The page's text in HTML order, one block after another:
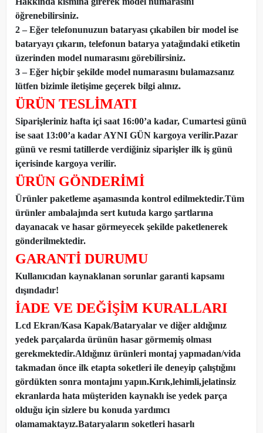
öğrenebilirsiniz.
2 – Eğer telefonunuzun bataryası çıkabilen bir model ise
bataryayı çıkarın, telefonun batarya yatağındaki etiketin
üzerinden model numarasını görebilirsiniz.
3 – Eğer hiçbir şekilde model numarasını bulamazsanız
lütfen bizimle iletişime geçerek bilgi alınız.
ÜRÜN TESLİMATI
Siparişleriniz hafta içi saat 16:00’a kadar, Cumartesi günü
ise saat 13:00’a kadar AYNI GÜN kargoya verilir.Pazar
günü ve resmi tatillerde verdiğiniz siparişler ilk iş günü
içerisinde kargoya verilir.
ÜRÜN GÖNDERİMİ
Ürünler paketleme aşamasında kontrol edilmektedir.Tüm
ürünler ambalajında sert kutuda kargo şartlarına
dayanacak ve hasar görmeyecek şekilde paketlenerek
gönderilmektedir.
GARANTİ DURUMU
Kullanıcıdan kaynaklanan sorunlar garanti kapsamı
dışındadır!
İADE VE DEĞİŞİM KURALLARI
Lcd Ekran/Kasa Kapak/Bataryalar ve diğer aldığınız
yedek parçalarda ürünün hasar görmemiş olması
gerekmektedir.Aldığınız ürünleri montaj yapmadan/vida
takmadan önce ilk etapta soketleri ile deneyip çalıştığını
gördükten sonra montajını yapın.Kırık,lehimli,jelatinsiz
ekranlarda hata müşteriden kaynaklı ise yedek parça
olduğu için sizlere bu konuda yardımcı
olamamaktayız.Bataryaların soketleri hasarlı